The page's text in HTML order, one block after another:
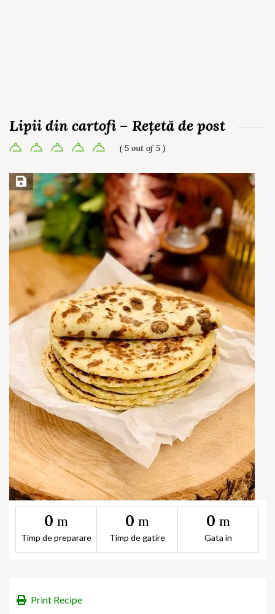
Lipii din cartofi – Rețetă de post
( 5 out of 5 )
Save Recipe
0 m
Timp de preparare
0 m
Timp de gatire
0 m
Gata in
Print Recipe